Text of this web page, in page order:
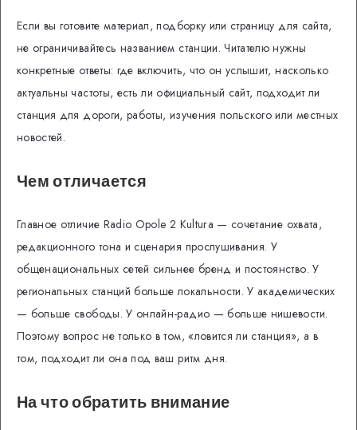
Если вы готовите материал, подборку или страницу для сайта,
не ограничивайтесь названием станции. Читателю нужны
конкретные ответы: где включить, что он услышит, насколько
актуальны частоты, есть ли официальный сайт, подходит ли
станция для дороги, работы, изучения польского или местных
новостей.
Чем отличается
Главное отличие Radio Opole 2 Kultura — сочетание охвата,
редакционного тона и сценария прослушивания. У
общенациональных сетей сильнее бренд и постоянство. У
региональных станций больше локальности. У академических
— больше свободы. У онлайн-радио — больше нишевости.
Поэтому вопрос не только в том, «ловится ли станция», а в
том, подходит ли она под ваш ритм дня.
На что обратить внимание